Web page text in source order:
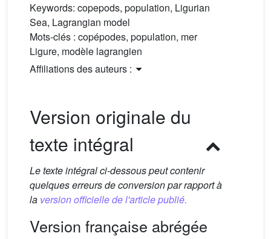
Keywords: copepods, population, Ligurian
Sea, Lagrangian model
Mots-clés : copépodes, population, mer
Ligure, modèle lagrangien
Affiliations des auteurs :
Version originale du
texte intégral
Le texte intégral ci-dessous peut contenir
quelques erreurs de conversion par rapport à
la version officielle de l'article publié.
Version française abrégée